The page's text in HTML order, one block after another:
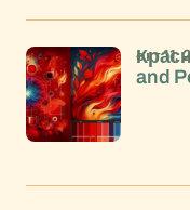
and
окт 11,